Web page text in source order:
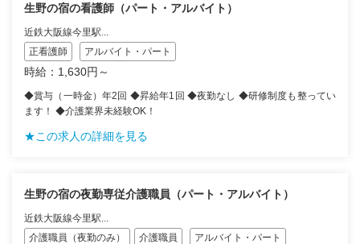
生野の宿の看護師（パート・アルバイト）
近鉄大阪線今里駅...
正看護師
アルバイト・パート
時給：1,630円～
◆賞与（一時金）年2回 ◆昇給年1回 ◆夜勤なし ◆研修制度も整ってい
ます！ ◆介護業界未経験OK！
★この求人の詳細を見る
生野の宿の夜勤専従介護職員（パート・アルバイト）
近鉄大阪線今里駅...
介護職員（夜勤のみ）
介護職員 アルバイト・パート